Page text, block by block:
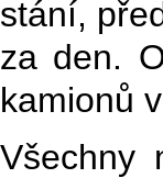
stání,
za den.
kamionů
Všechny